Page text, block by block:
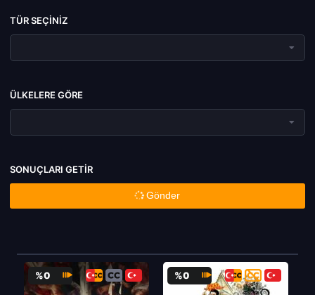
TÜR SEÇINIZ
ÜLKELERE GÖRE
SONUÇLARI GETIR
Gönder
%0 %0